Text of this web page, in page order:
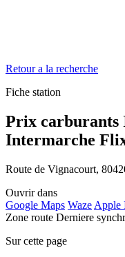
Retour a la recherche
Fiche station
Prix carburants
Intermarche
Route de Vignacourt,
Ouvrir dans
Google Maps Waze Apple
Zone route Derniere
Sur cette page